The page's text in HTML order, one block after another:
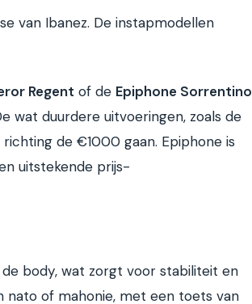
van Ibanez. De instapmodellen
Regent of de Epiphone Sorrentino
wat duurdere uitvoeringen, zoals de
de €1000 gaan. Epiphone is
uitstekende prijs-
body, wat zorgt voor stabiliteit en
nato of mahonie, met een toets van